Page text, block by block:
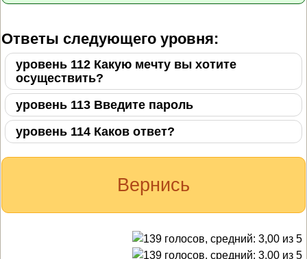
Ответы следующего уровня:
уровень 112 Какую мечту вы хотите
осуществить?
уровень 113 Введите пароль
уровень 114 Каков ответ?
Вернись